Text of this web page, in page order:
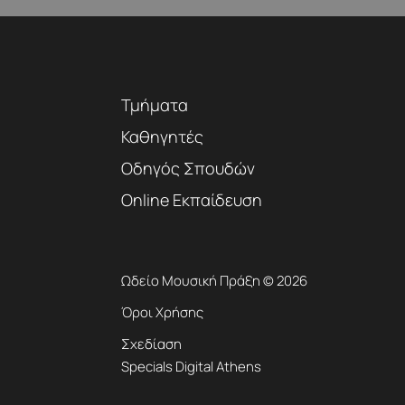
Τμήματα
Καθηγητές
Οδηγός Σπουδών
Online Εκπαίδευση
Ωδείο Μουσική Πράξη © 2026
Όροι Χρήσης
Σχεδίαση
Specials Digital Athens